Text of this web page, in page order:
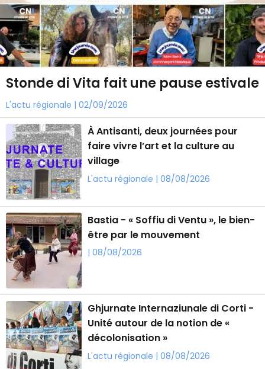
Stonde di Vita fait une pause estivale
L'actu régionale | 02/09/2026
À Antisanti, deux journées pour
faire vivre l’art et la culture au
village
L'actu régionale | 08/08/2026
Bastia - « Soffiu di Ventu », le bien-
être par le mouvement
| 08/08/2026
Ghjurnate Internaziunale di Corti -
Unité autour de la notion de «
décolonisation »
L'actu régionale | 08/08/2026